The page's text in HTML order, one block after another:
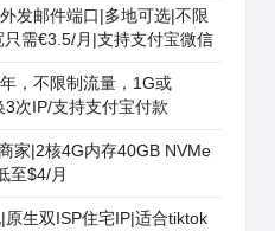
发邮件端口|多地可选|不限
需€3.5/月|支持支付宝微信
，不限制流量，1G或
次IP/支持支付宝付款
家|2核4G内存40GB NVMe
至$4/月
|原生双ISP住宅IP|适合tiktok